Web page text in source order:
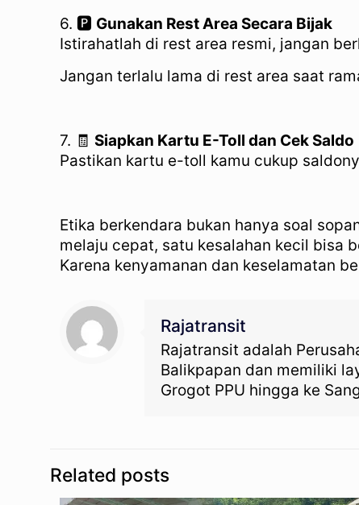
6. 🅿️ Gunakan Rest Area Secara Bijak
Istirahatlah di rest area resmi, jangan
Jangan terlalu lama di rest area saat
7. 🧾 Siapkan Kartu E-Toll dan Cek Saldo
Pastikan kartu e-toll kamu cukup
Etika berkendara bukan hanya soal
melaju cepat, satu kesalahan kecil bisa
Karena kenyamanan dan keselamatan
Rajatransit
Rajatransit adalah
Balikpapan dan memiliki
Grogot PPU hingga ke
Related posts